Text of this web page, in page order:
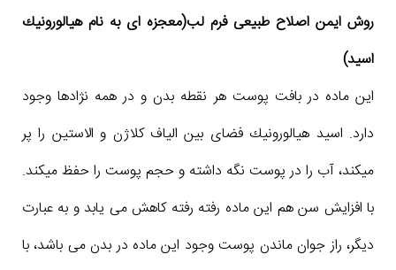
روش ایمن اصلاح طبیعی فرم لب(معجزه ای به نام هیالورونیك
اسید)
این ماده در بافت پوست هر نقطه بدن و در همه نژادها وجود
دارد. اسید هیالورونیك فضای بین الیاف كلاژن و الاستین را پر
میكند، آب را در پوست نگه داشته و حجم پوست را حفظ میكند.
با افزایش سن هم این ماده رفته رفته کاهش می یابد و به عبارت
دیگر، راز جوان ماندن پوست وجود این ماده در بدن می باشد، با